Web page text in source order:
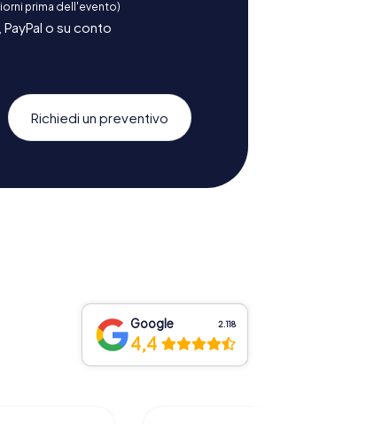
prima dell'evento)
o su conto
Richiedi un preventivo
Google 2.118
4,4